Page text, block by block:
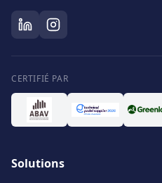
CERTIFIÉ PAR
Solutions